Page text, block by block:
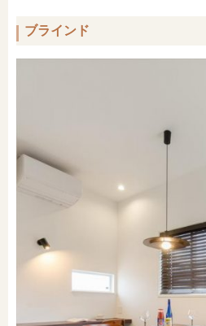
ブラインド